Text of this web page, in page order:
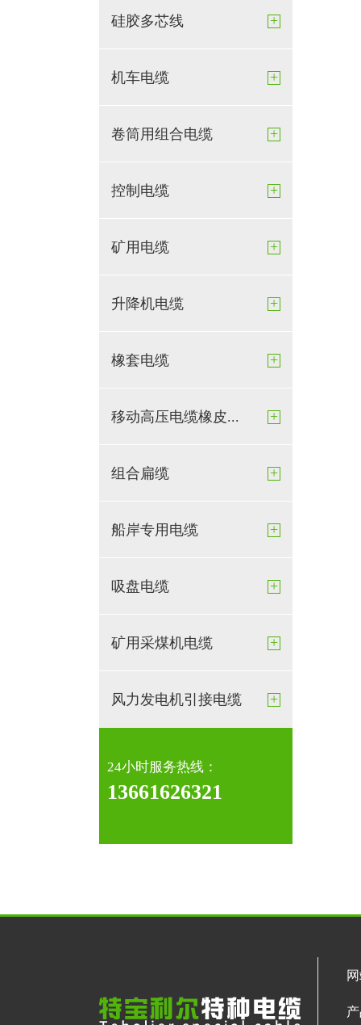
硅胶多芯线 +
机车电缆 +
卷筒用组合电缆 +
控制电缆 +
矿用电缆 +
升降机电缆 +
橡套电缆 +
移动高压电缆橡皮... +
组合扁缆 +
船岸专用电缆 +
吸盘电缆 +
矿用采煤机电缆 +
风力发电机引接电缆 +
24小时服务热线：
13661626321